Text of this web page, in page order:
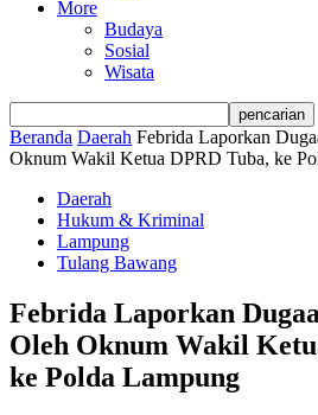
More
Budaya
Sosial
Wisata
Beranda Daerah Febrida Laporkan
Oknum Wakil Ketua DPRD Tuba, ke
Daerah
Hukum & Kriminal
Lampung
Tulang Bawang
Febrida Laporkan
Oleh Oknum Wakil
ke Polda Lampung